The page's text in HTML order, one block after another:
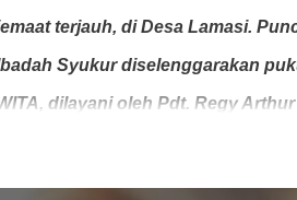
terjauh, di Desa Lamasi.
Syukur diselenggarakan
dilayani oleh Pdt. Regy Arthur